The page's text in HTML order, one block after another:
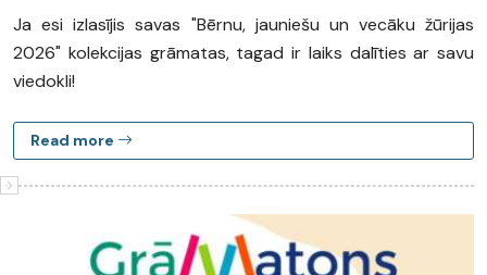
Ja esi izlasījis savas "Bērnu, jauniešu un vecāku žūrijas
2026" kolekcijas grāmatas, tagad ir laiks dalīties ar savu
viedokli!
Read more